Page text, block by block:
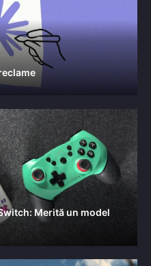
Merită un model